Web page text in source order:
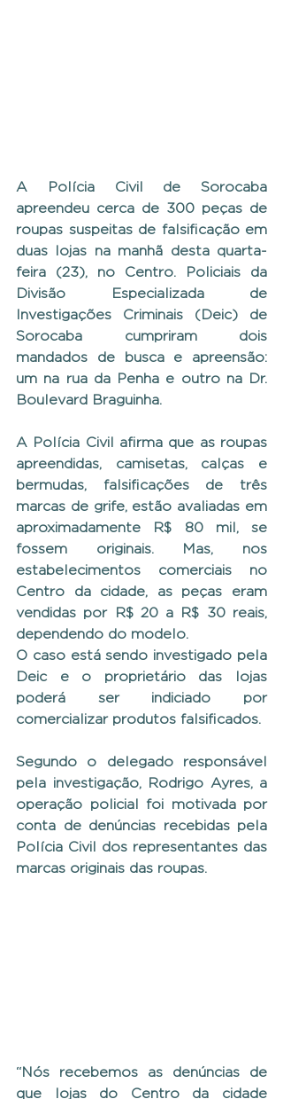
A Polícia Civil de Sorocaba
apreendeu cerca de 300 peças de
roupas suspeitas de falsificação em
duas lojas na manhã desta quarta-
feira (23), no Centro. Policiais da
Divisão Especializada de
Investigações Criminais (Deic) de
Sorocaba cumpriram dois
mandados de busca e apreensão:
um na rua da Penha e outro na Dr.
Boulevard Braguinha.
A Polícia Civil afirma que as roupas
apreendidas, camisetas, calças e
bermudas, falsificações de três
marcas de grife, estão avaliadas em
aproximadamente R$ 80 mil, se
fossem originais. Mas, nos
estabelecimentos comerciais no
Centro da cidade, as peças eram
vendidas por R$ 20 a R$ 30 reais,
dependendo do modelo.
O caso está sendo investigado pela
Deic e o proprietário das lojas
poderá ser indiciado por
comercializar produtos falsificados.
Segundo o delegado responsável
pela investigação, Rodrigo Ayres, a
operação policial foi motivada por
conta de denúncias recebidas pela
Polícia Civil dos representantes das
marcas originais das roupas.
“Nós recebemos as denúncias de
que lojas do Centro da cidade